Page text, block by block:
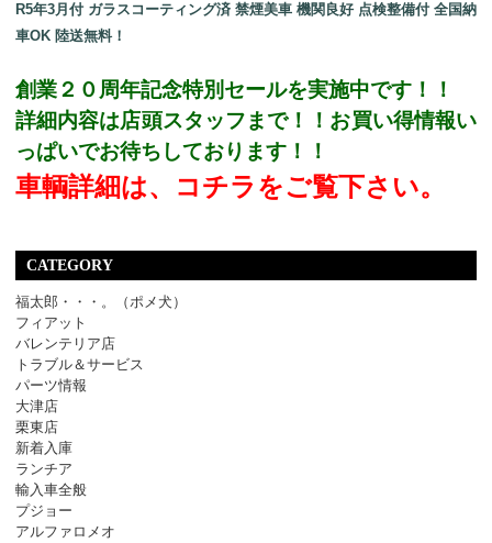
R5年3月付 ガラスコーティング済 禁煙美車 機関良好 点検整備付 全国納
車OK 陸送無料！
創業２０周年記念特別セールを実施中です！！
詳細内容は店頭スタッフまで！！お買い得情報い
っぱいでお待ちしております！！
車輌詳細は、コチラをご覧下さい。
CATEGORY
福太郎・・・。（ポメ犬）
フィアット
バレンテリア店
トラブル＆サービス
パーツ情報
大津店
栗東店
新着入庫
ランチア
輸入車全般
プジョー
アルファロメオ